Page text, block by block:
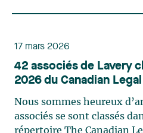
17 mars 2026
42 associés de Lavery
2026 du Canadian
Nous sommes heureux
associés se sont classés
répertoire The Canadian